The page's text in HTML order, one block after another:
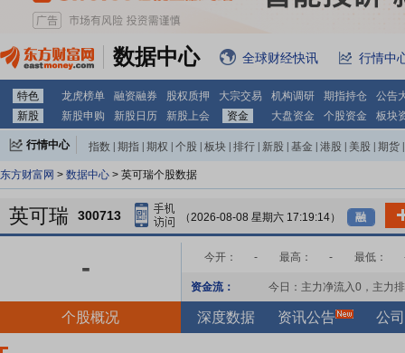
数据中心 全球财经快讯 行情中
特色 龙虎榜单 融资融券 股权质押 大宗交易 机构调研 期指持仓
公告
新股
新股申购 新股日历 新股上会 资金 大盘资金 个股资金 板块
行情中心 指数 期指 期权 个股 板块 排行 新股 基金 港股 美股 期货
东方财富网 > 数据中心 > 英可瑞个股数据
英可瑞 300713 （2026-08-08 星期六 17:19:14） 融
- 今开： - 最高： - 最低：
资金流： 今日：主力净流入0 ，主力
个股概况 深度数据 资讯公告 公